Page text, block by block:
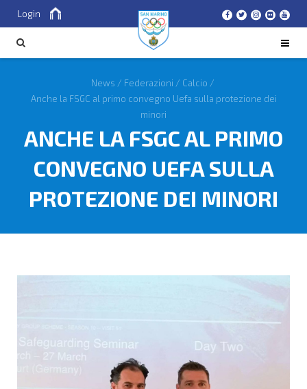
Login
News / Federazioni / Calcio /
Anche la FSGC al primo convegno Uefa sulla protezione dei
minori
ANCHE LA FSGC AL PRIMO
CONVEGNO UEFA SULLA
PROTEZIONE DEI MINORI